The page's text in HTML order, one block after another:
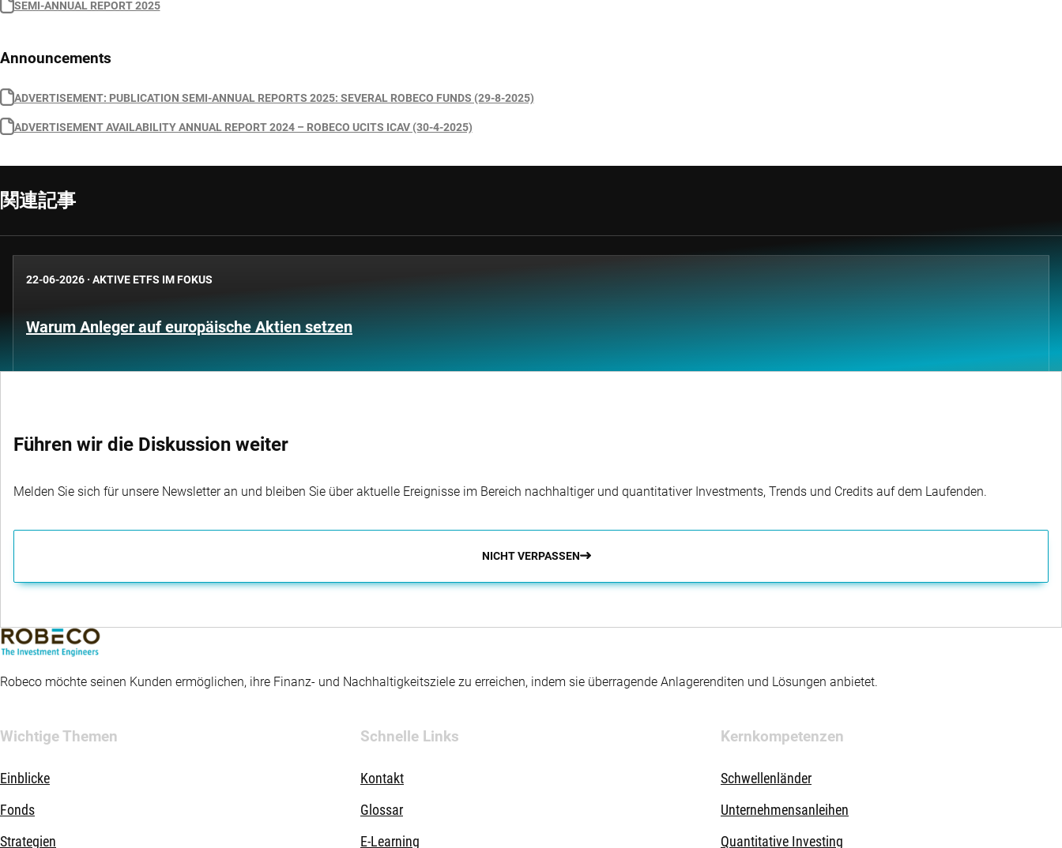
SEMI-ANNUAL REPORT 2025
Announcements
ADVERTISEMENT: PUBLICATION SEMI-ANNUAL REPORTS 2025: SEVERAL ROBECO FUNDS (29-8-2025)
ADVERTISEMENT AVAILABILITY ANNUAL REPORT 2024 – ROBECO UCITS ICAV (30-4-2025)
関連記事
22-06-2026 · AKTIVE ETFS IM FOKUS
Warum Anleger auf europäische Aktien setzen
Führen wir die Diskussion weiter
Melden Sie sich für unsere Newsletter an und bleiben Sie über aktuelle Ereignisse im Bereich nachhaltiger und quantitativer Investments, Trends und Credits auf dem Laufenden.
NICHT VERPASSEN
Robeco möchte seinen Kunden ermöglichen, ihre Finanz- und Nachhaltigkeitsziele zu erreichen, indem sie überragende Anlagerenditen und Lösungen anbietet.
Wichtige Themen
Einblicke
Fonds
Strategien
Schnelle Links
Kontakt
Glossar
E-Learning
Kernkompetenzen
Schwellenländer
Unternehmensanleihen
Quantitative Investing